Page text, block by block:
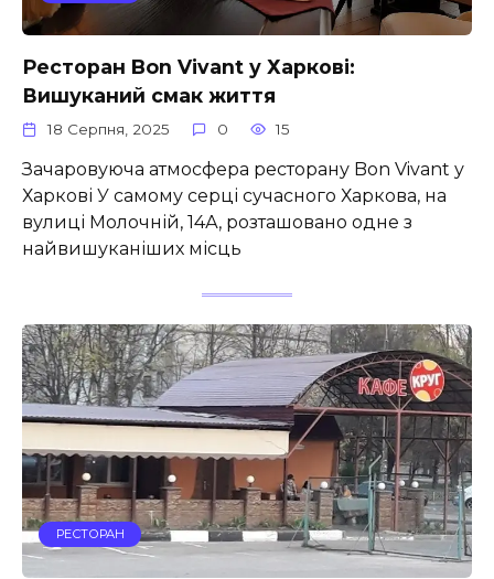
Ресторан Bon Vivant у Харкові:
Вишуканий смак життя
18 Серпня, 2025 0 15
Зачаровуюча атмосфера ресторану Bon Vivant у
Харкові У самому серці сучасного Харкова, на
вулиці Молочній, 14А, розташовано одне з
найвишуканіших місць
РЕСТОРАН